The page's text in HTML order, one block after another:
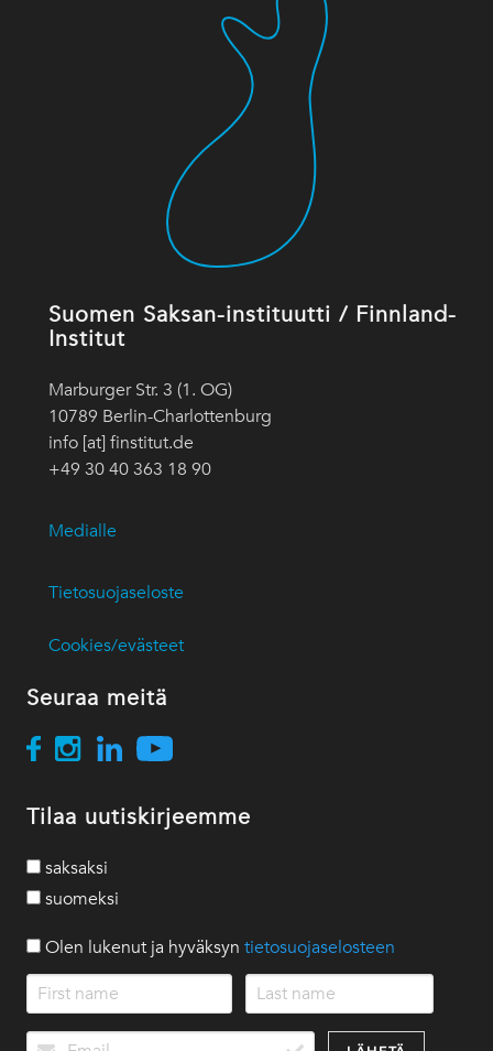
Suomen Saksan-instituutti / Finnland-
Institut
Marburger Str. 3 (1. OG)
10789 Berlin-Charlottenburg
info [at] finstitut.de
+49 30 40 363 18 90
Medialle
Tietosuojaseloste
Cookies/evästeet
Seuraa meitä
Tilaa uutiskirjeemme
saksaksi
suomeksi
Olen lukenut ja hyväksyn tietosuojaselosteen